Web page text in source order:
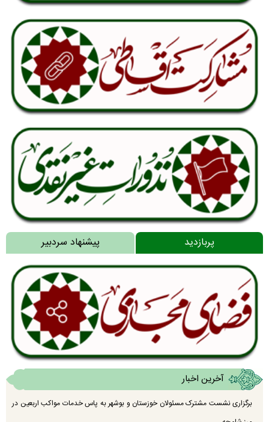
پربازدید پیشنهاد سردبیر
آخرین اخبار
برگزاری نشست مشترک مسئولان خوزستان و بوشهر به پاس خدمات مواکب اربعین در